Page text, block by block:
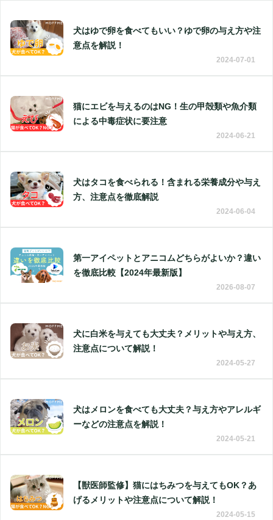
犬はゆで卵を食べてもいい？ゆで卵の与え方や注
意点を解説！
2024-07-01
猫にエビを与えるのはNG！生の甲殻類や魚介類
による中毒症状に要注意
2024-06-21
犬はタコを食べられる！含まれる栄養成分や与え
方、注意点を徹底解説
2024-06-04
第一アイペットとアニコムどちらがよいか？違い
を徹底比較【2024年最新版】
2026-08-07
犬に白米を与えても大丈夫？メリットや与え方、
注意点について解説！
2024-05-27
犬はメロンを食べても大丈夫？与え方やアレルギ
ーなどの注意点を解説！
2024-05-21
【獣医師監修】猫にはちみつを与えてもOK？あ
げるメリットや注意点について解説！
2024-05-15